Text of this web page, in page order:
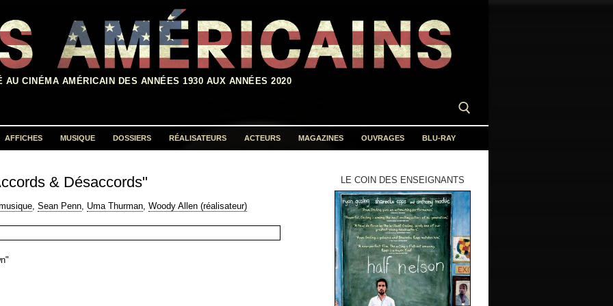
CINÉMA AMÉRICAIN DES ANNÉES 1930 AUX ANNÉES 2020
AFFICHES MUSIQUE DOSSIERS RÉALISATEURS ACTEURS MAGAZINES OUVRAGES BLU-RAY
& Désaccords"
, Sean Penn, Uma Thurman, Woody Allen (réalisateur)
LE COIN DES ENSEIGNANTS